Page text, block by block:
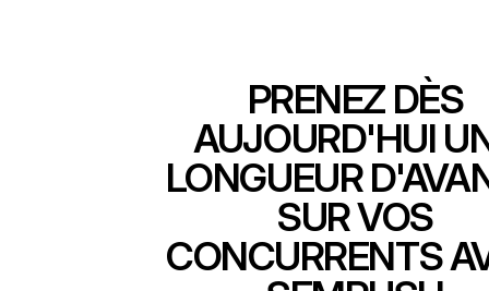
PRENEZ DÈS
AUJOURD'HUI
LONGUEUR
SUR VOS
CONCURRENTS